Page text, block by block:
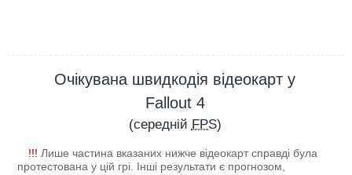
Очікувана швидкодія відеокарт у
Fallout 4
(середній FPS)
!!! Лише частина вказаних нижче відеокарт справді була
протестована у цій грі. Інші результати є прогнозом,